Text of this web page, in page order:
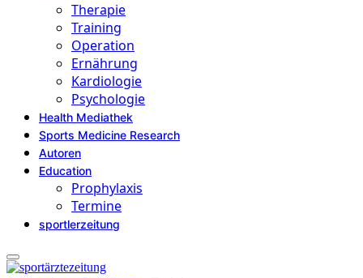
Therapie
Training
Operation
Ernährung
Kardiologie
Psychologie
Health Mediathek
Sports Medicine Research
Autoren
Education
Prophylaxis
Termine
sportlerzeitung